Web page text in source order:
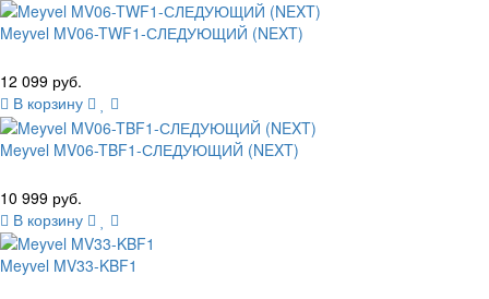
Meyvel MV06-TWF1-СЛЕДУЮЩИЙ (NEXT)
12 099 руб.
В корзину
Meyvel MV06-TBF1-СЛЕДУЮЩИЙ (NEXT)
10 999 руб.
В корзину
Meyvel MV33-KBF1